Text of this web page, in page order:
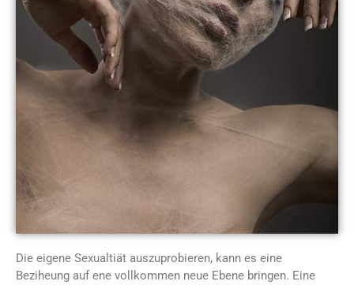
Die eigene Sexualtiät auszuprobieren, kann es eine
Beziheung auf ene vollkommen neue Ebene bringen. Eine